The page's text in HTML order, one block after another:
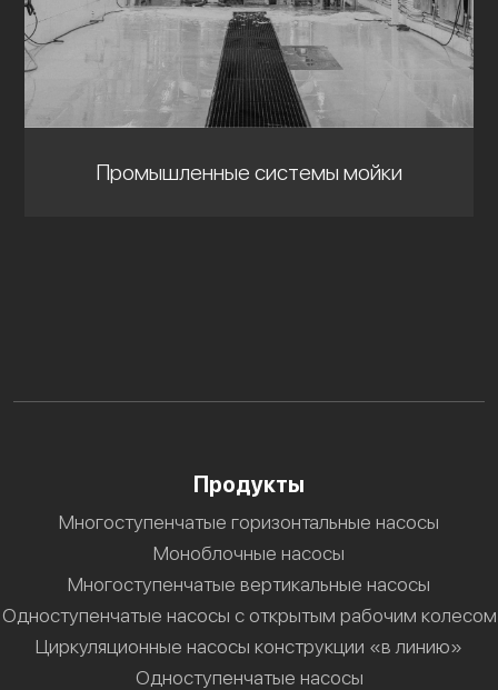
Промышленные системы мойки
Продукты
Многоступенчатые горизонтальные насосы
Моноблочные насосы
Многоступенчатые вертикальные насосы
Одноступенчатые насосы с открытым рабочим колесом
Циркуляционные насосы конструкции «в линию»
Одноступенчатые насосы